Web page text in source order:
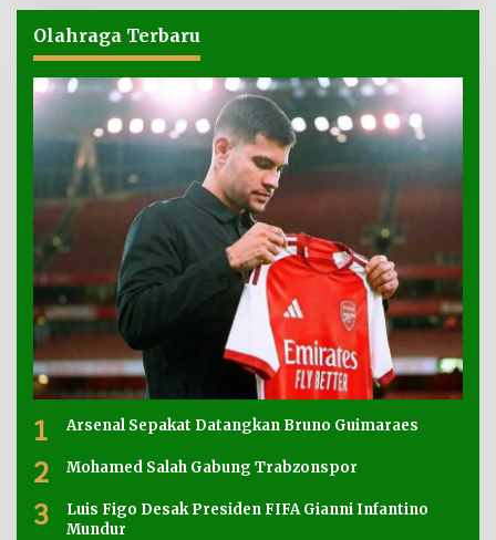
Olahraga Terbaru
1 Arsenal Sepakat Datangkan Bruno Guimaraes
2 Mohamed Salah Gabung Trabzonspor
3
Luis Figo Desak Presiden FIFA Gianni Infantino
Mundur